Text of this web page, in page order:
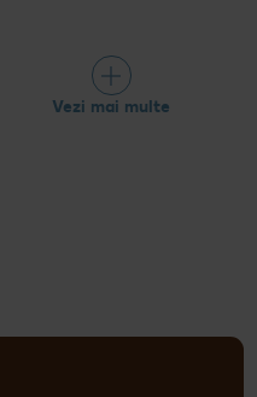
Vezi mai multe